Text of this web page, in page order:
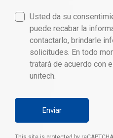
Usted da su
puede recabar la
contactarlo, brindarle
solicitudes. En todo
tratará de acuerdo con
unitech.
Enviar